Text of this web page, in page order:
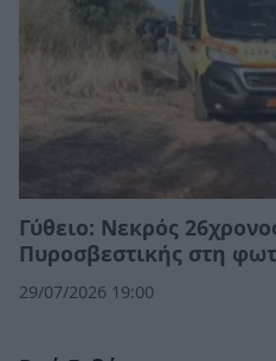
Γύθειο: Νεκρός
Πυροσβεστικής στη
29/07/2026 19:00